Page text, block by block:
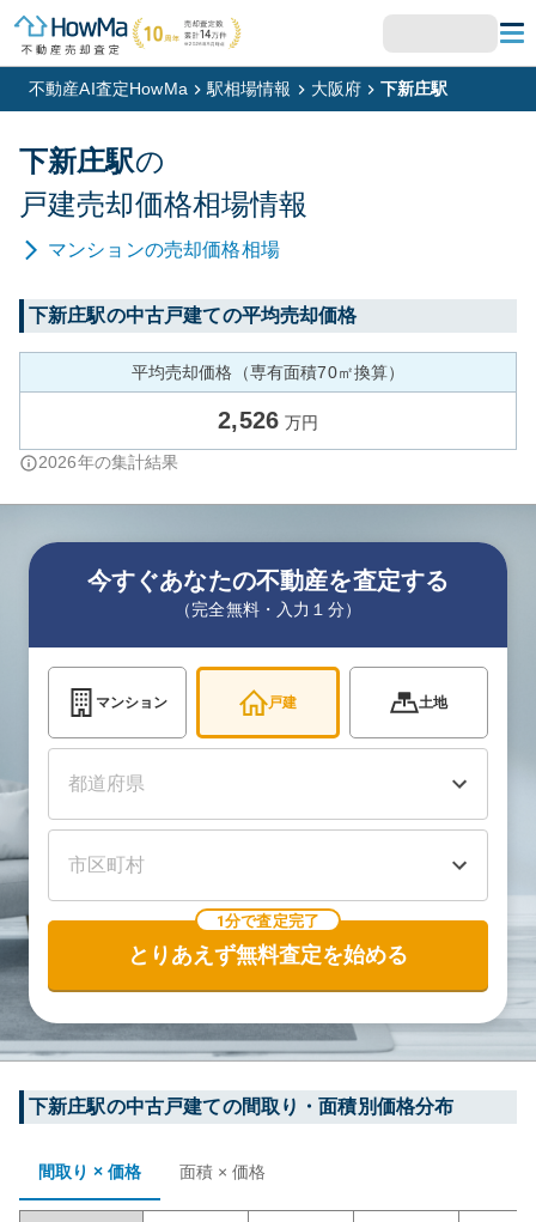
不動産AI査定HowMa 駅相場情報 大阪府 下新庄駅
下新庄駅の
戸建売却価格相場情報
マンションの売却価格相場
下新庄駅の中古戸建ての平均売却価格
平均売却価格（専有面積70㎡換算）
2,526 万円
2026年の集計結果
今すぐあなたの不動産を査定する
（完全無料・入力１分）
マンション 戸建 土地
1分で査定完了
とりあえず無料査定を始める
下新庄駅の中古戸建ての間取り・面積別価格分布
間取り × 価格 面積 × 価格